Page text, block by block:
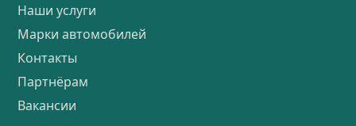
Наши услуги
Марки автомобилей
Контакты
Партнёрам
Вакансии